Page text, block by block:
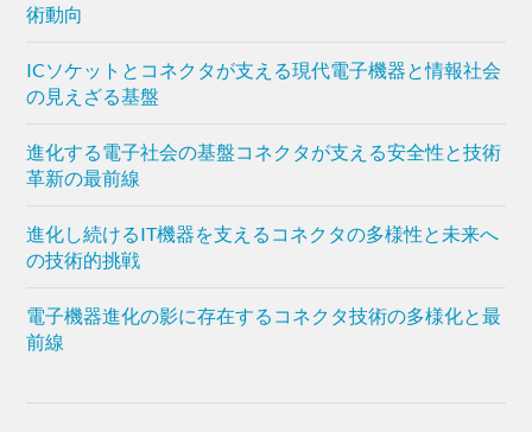
術動向
ICソケットとコネクタが支える現代電子機器と情報社会
の見えざる基盤
進化する電子社会の基盤コネクタが支える安全性と技術
革新の最前線
進化し続けるIT機器を支えるコネクタの多様性と未来へ
の技術的挑戦
電子機器進化の影に存在するコネクタ技術の多様化と最
前線